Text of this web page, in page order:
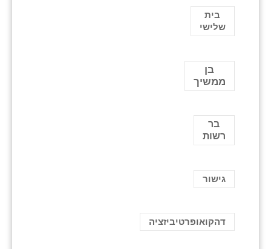
בית
שלישי
בן
ממשיך
בר
רשות
גישור
דהקואופרטיביזציה